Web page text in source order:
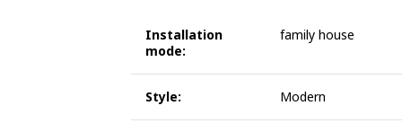
Installation
mode:
family house
Style: Modern